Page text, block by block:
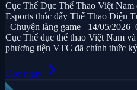
Cục Thể Dục Thể Thao Việt Nam
Esports thúc đẩy Thể Thao Điện
Chuyện làng game 14/05/2026
Cục Thể dục thể thao Việt Nam
phương tiện VTC đã chính thức
Đọc ngay arrow_forward_ios